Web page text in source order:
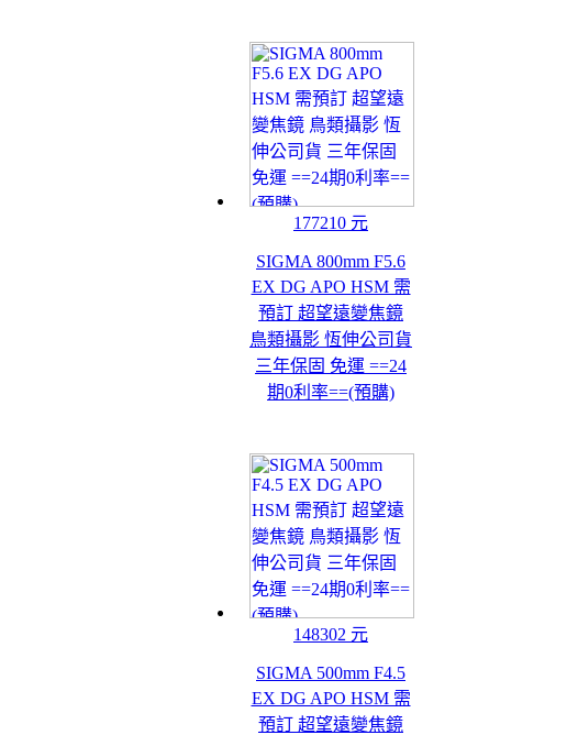
177210 元
SIGMA 800mm F5.6
EX DG APO HSM 需
預訂 超望遠變焦鏡
鳥類攝影 恆伸公司貨
三年保固 免運 ==24
期0利率==(預購)
148302 元
SIGMA 500mm F4.5
EX DG APO HSM 需
預訂 超望遠變焦鏡